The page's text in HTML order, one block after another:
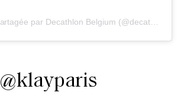
Une publication partagée par Decathlon Belgium (@decathlonbe)
@klayparis